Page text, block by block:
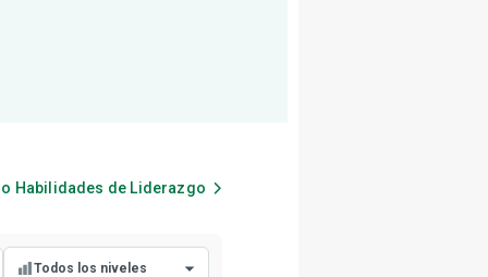
Habilidades de Liderazgo
Todos los niveles